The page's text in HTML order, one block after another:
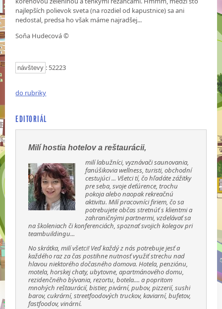
najlepších polievok sveta (na rozdiel od kapustnice) sa ani
nedostal, predsa ho však máme najradšej...
Soňa Hudecová ©
návštevy : 52223
do rubriky
EDITORIÁL
Milí hostia hotelov a reštaurácii,
milí labužníci, vyznávači saunovania,
fanúšikovia wellness, turisti, obchodní
cestujúci ... Všetci tí, čo hľadáte zážitky
pre seba, svoje deťúrence, trochu
pokoja alebo naopak rekreačnú
aktivitu. Milí pracovníci firiem, čo sa
potrebujete občas stretnúť s klientmi a
zahraničnými partnermi, vzdelávať sa
na školeniach či konferenciách, spoznať svojich kolegov pri
teambuildingu...
No skrátka, milí všetci! Veď každý z nás potrebuje jesť a
každého raz za čas postihne nutnosť využiť strechu nad
hlavou niektorého dočasného domova. Hotela, penziónu,
motela, horskej chaty, ubytovne, apartmánového domu,
rezidenčného bývania, rezortu, botela.... a popritom
mnohých reštaurácií, bistier, pivární, pubov, pizzerií, sushi
barov, cukrární, streetfoodových truckov, kaviarní, bufetov,
fastfoodov, vinární.